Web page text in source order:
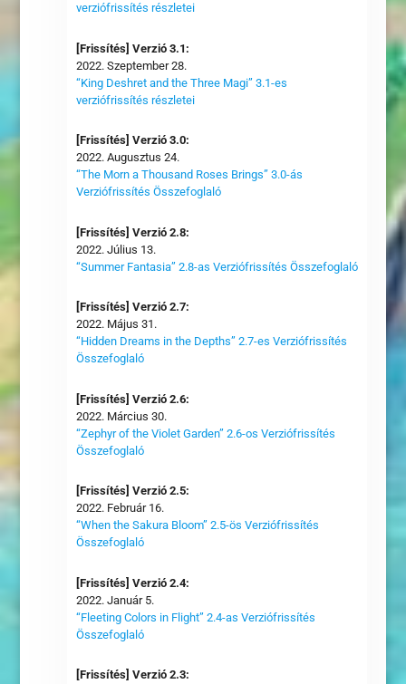
verziófrissítés részletei
[Frissítés] Verzió 3.1:
2022. Szeptember 28.
“King Deshret and the Three Magi” 3.1-es
verziófrissítés részletei
[Frissítés] Verzió 3.0:
2022. Augusztus 24.
“The Morn a Thousand Roses Brings” 3.0-ás
Verziófrissítés Összefoglaló
[Frissítés] Verzió 2.8:
2022. Július 13.
“Summer Fantasia” 2.8-as Verziófrissítés Összefoglaló
[Frissítés] Verzió 2.7:
2022. Május 31.
“Hidden Dreams in the Depths” 2.7-es Verziófrissítés
Összefoglaló
[Frissítés] Verzió 2.6:
2022. Március 30.
“Zephyr of the Violet Garden” 2.6-os Verziófrissítés
Összefoglaló
[Frissítés] Verzió 2.5:
2022. Február 16.
“When the Sakura Bloom” 2.5-ös Verziófrissítés
Összefoglaló
[Frissítés] Verzió 2.4:
2022. Január 5.
“Fleeting Colors in Flight” 2.4-as Verziófrissítés
Összefoglaló
[Frissítés] Verzió 2.3: